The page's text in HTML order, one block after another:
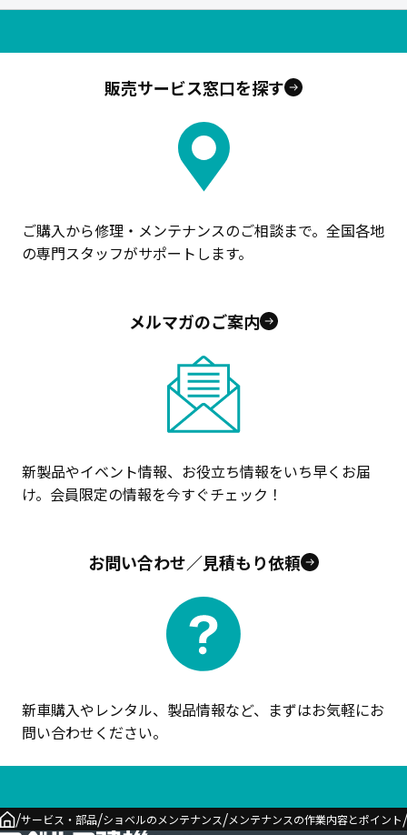
販売サービス窓口を探す
ご購入から修理・メンテナンスのご相談まで。全国各地
の専門スタッフがサポートします。
メルマガのご案内
新製品やイベント情報、お役立ち情報をいち早くお届
け。会員限定の情報を今すぐチェック！
お問い合わせ／見積もり依頼
新車購入やレンタル、製品情報など、まずはお気軽にお
問い合わせください。
/サービス・部品/ショベルのメンテナンス/メンテナンスの作業内容とポイント/